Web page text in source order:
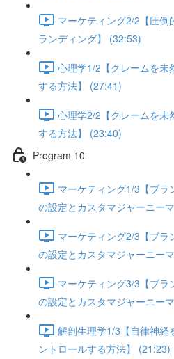
マーケティング2/2【圧
ランディング】 (32:53)
心理学1/2【クレームを未
する方法】 (27:41)
心理学2/2【クレームを未
する方法】 (23:40)
Program 10
マーケティング1/3【ブラ
の設定とカスタマジャーニー
マーケティング2/3【ブラ
の設定とカスタマジャーニー
マーケティング3/3【ブラ
の設定とカスタマジャーニー
解剖生理学1/3【自律神経
ントロールする方法】 (21:23)